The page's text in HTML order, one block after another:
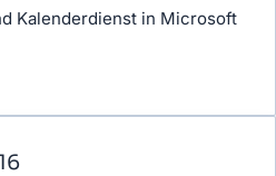
Kalenderdienst in Microsoft